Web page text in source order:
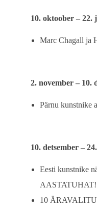
10. oktoober – 22.
Marc Chagall ja
2. november – 10.
Pärnu kunstnike
10. detsember –
Eesti kunstnike
AASTATUHAT!
10